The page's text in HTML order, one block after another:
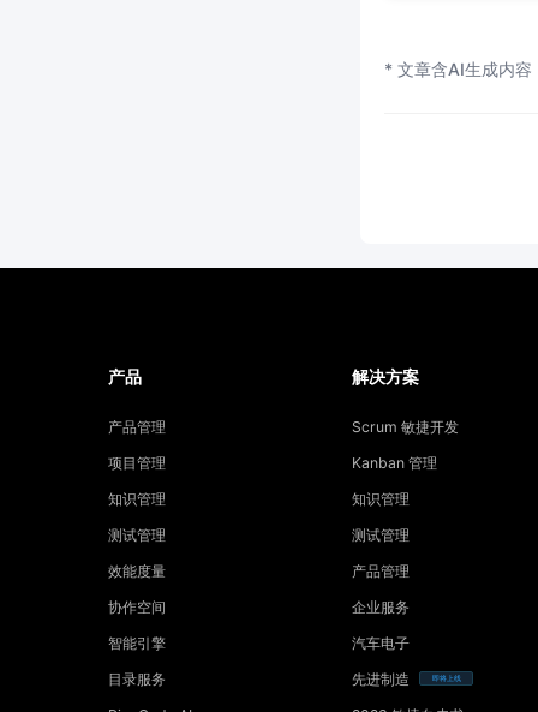
* 文章含AI生成内容
产品
产品管理
项目管理
知识管理
测试管理
效能度量
协作空间
智能引擎
目录服务
解决方案
Scrum 敏捷开发
Kanban 管理
知识管理
测试管理
产品管理
企业服务
汽车电子
先进制造
即将上线